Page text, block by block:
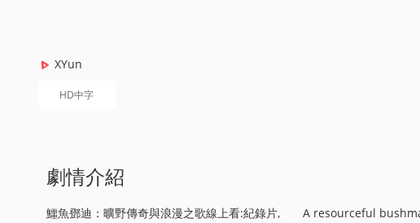
XYun
HD中字
劇情介紹
鱷魚鄧迪：曠野傳奇與浪漫之歌線上看:紀錄片, A resourceful